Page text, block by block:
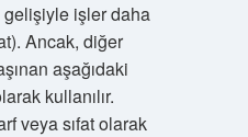
gelişiyle işler daha
Ancak, diğer
aşağıdaki
kullanılır.
veya sıfat olarak